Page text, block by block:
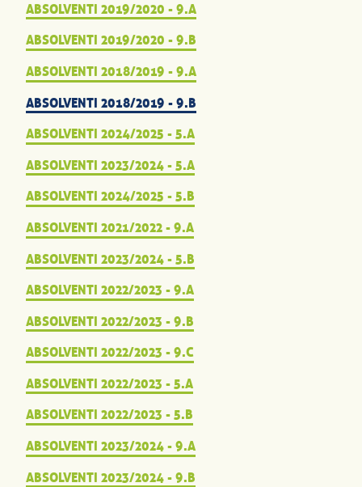
ABSOLVENTI 2019/2020 - 9.A
ABSOLVENTI 2019/2020 - 9.B
ABSOLVENTI 2018/2019 - 9.A
ABSOLVENTI 2018/2019 - 9.B
ABSOLVENTI 2024/2025 - 5.A
ABSOLVENTI 2023/2024 - 5.A
ABSOLVENTI 2024/2025 - 5.B
ABSOLVENTI 2021/2022 - 9.A
ABSOLVENTI 2023/2024 - 5.B
ABSOLVENTI 2022/2023 - 9.A
ABSOLVENTI 2022/2023 - 9.B
ABSOLVENTI 2022/2023 - 9.C
ABSOLVENTI 2022/2023 - 5.A
ABSOLVENTI 2022/2023 - 5.B
ABSOLVENTI 2023/2024 - 9.A
ABSOLVENTI 2023/2024 - 9.B